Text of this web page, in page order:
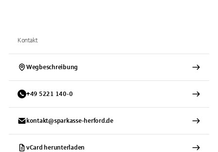
Kontakt
Wegbeschreibung
+49 5221 140-0
kontakt@sparkasse-herford.de
vCard herunterladen